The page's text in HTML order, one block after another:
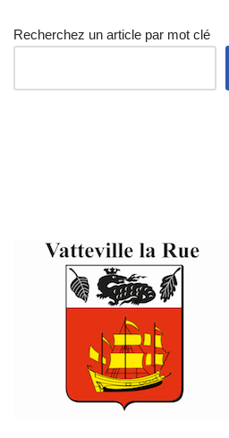
Recherchez un article par mot clé